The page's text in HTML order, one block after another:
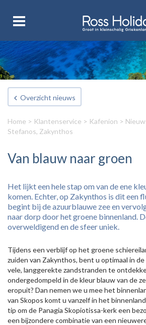
Overzicht nieuws
Home > Klantenservice > Kafenion >
Stefanos, Zakynthos
Van blauw naar groen
Het lijkt een hele stap om van de ene
komen. Echter, op Zakynthos is dit een
begint bij de azuurblauwe zee en
naar dorp door het groene binnenland.
overweldigend en de sfeer uniek.
Tijdens een verblijf op het groene
zuiden van Zakynthos, bent u optimaal in
vele, langgerekte zandstranden te
ondergedompeld in de kleur blauw van de
eropuit? Dan nemen we u mee het
van Skopos komt u vanzelf in het
tip om de Panagia Skopiotissa-kerk een
een bijzondere combinatie van een